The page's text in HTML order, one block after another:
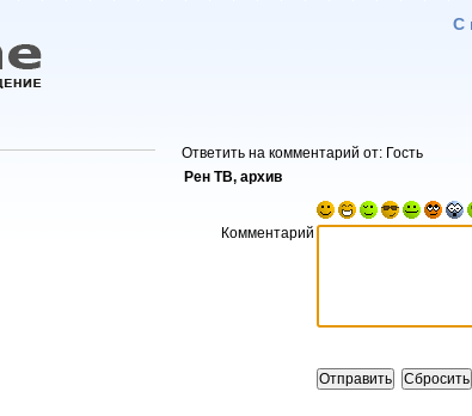
С
Ответить на комментарий от: Гость
Рен ТВ, архив
Комментарий